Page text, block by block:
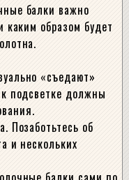
балки важно
каким образом будет
«съедают»
подсветке должны
Позаботьтесь об
и нескольких